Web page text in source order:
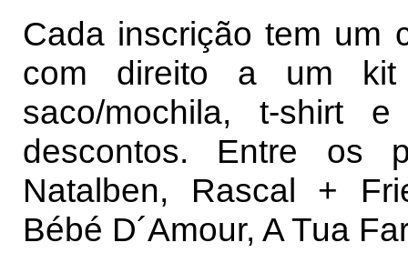
Cada inscrição tem um
com direito a um kit
saco/mochila, t-shirt
descontos. Entre os
Natalben, Rascal +
Bébé D´Amour, A Tua